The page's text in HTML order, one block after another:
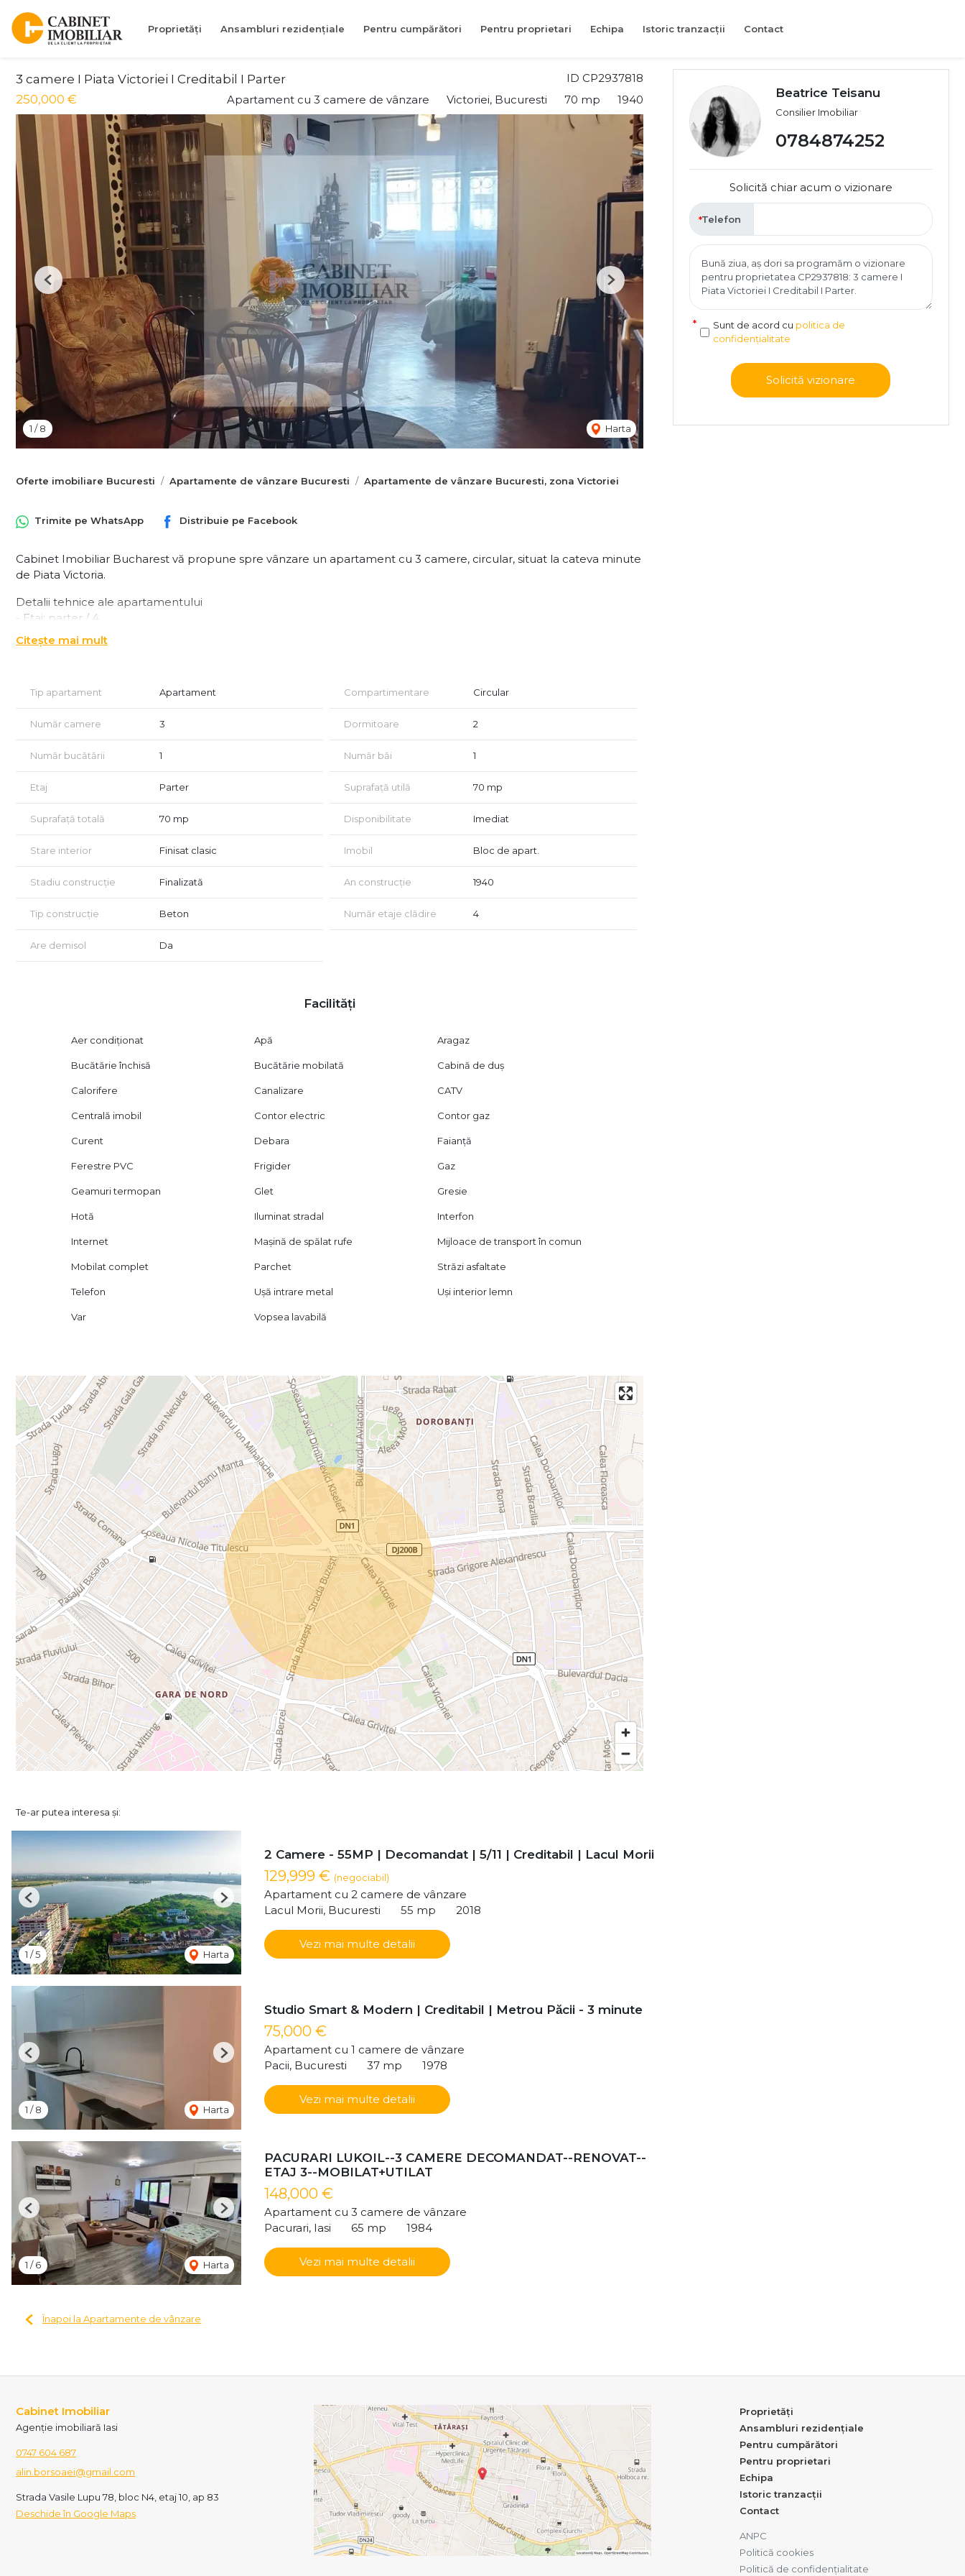
Proprietăți Ansambluri rezidențiale Pentru cumpărători Pentru proprietari Echipa Istoric tranzacții Contact
ID CP2937818
3 camere I Piata Victoriei I Creditabil I Parter
250,000 €
Apartament cu 3 camere de vânzare Victoriei, Bucuresti 70 mp 1940
1 /8 Harta
Previous Next
Oferte imobiliare Bucuresti Apartamente de vânzare Bucuresti Apartamente de vânzare Bucuresti, zona Victoriei
Trimite pe WhatsApp Distribuie pe Facebook
Cabinet Imobiliar Bucharest vă propune spre vânzare un apartament cu 3 camere, circular, situat la cateva minute
de Piata Victoria.
Detalii tehnice ale apartamentului
- Etaj: parter / 4
- Compartimentare: circular
-Mobilat si utilat
-Incalzirea se realizeaza prin centrala de bloc
Detalii imobil
-An constructie 1940
-Creditabil
Vizionarea se face doar pe baza semnării unui contract de vizionare, în conformitate cu dispozițiile Codului Civil (art.
Pentru mai multe detalii sau programari la vizionare contactati Cabinet Imobiliar Bucharest.
Citește mai mult
Tip apartament Apartament Compartimentare Circular
Număr camere 3 Dormitoare 2
Număr bucătării 1 Număr băi 1
Etaj Parter Suprafață utilă 70 mp
Suprafață totală 70 mp Disponibilitate Imediat
Stare interior Finisat clasic Imobil Bloc de apart.
Stadiu construcție Finalizată An construcție 1940
Tip construcție Beton Număr etaje clădire 4
Are demisol Da
Facilități
Aer condiționat Apă Aragaz
Bucătărie închisă Bucătărie mobilată Cabină de duș
Calorifere Canalizare CATV
Centrală imobil Contor electric Contor gaz
Curent Debara Faianță
Ferestre PVC Frigider Gaz
Geamuri termopan Glet Gresie
Hotă Iluminat stradal Interfon
Internet Mașină de spălat rufe Mijloace de transport în comun
Mobilat complet Parchet Străzi asfaltate
Telefon Ușă intrare metal Uși interior lemn
Var Vopsea lavabilă
Beatrice Teisanu
Consilier Imobiliar
0784874252
Solicită chiar acum o vizionare
Telefon
Sunt de acord cu politica de
confidențialitate
Solicită vizionare
Te-ar putea interesa și:
1 /5 Harta
Previous Next
2 Camere - 55MP | Decomandat | 5/11 | Creditabil | Lacul Morii
129,999 € (negociabil)
Apartament cu 2 camere de vânzare
Lacul Morii, Bucuresti
55 mp 2018
Vezi mai multe detalii
1 /8 Harta
Previous Next
Studio Smart & Modern | Creditabil | Metrou Păcii - 3 minute
75,000 €
Apartament cu 1 camere de vânzare
Pacii, Bucuresti
37 mp 1978
Vezi mai multe detalii
1 /6 Harta
Previous Next
PACURARI LUKOIL--3 CAMERE DECOMANDAT--RENOVAT--
ETAJ 3--MOBILAT+UTILAT
148,000 €
Apartament cu 3 camere de vânzare
Pacurari, Iasi
65 mp 1984
Vezi mai multe detalii
Înapoi la Apartamente de vânzare
Cabinet Imobiliar
Agenție imobiliară Iasi
0747 604 687
alin.borsoaei@gmail.com
Strada Vasile Lupu 78, bloc N4, etaj 10, ap 83
Deschide în Google Maps
Proprietăți
Ansambluri rezidențiale
Pentru cumpărători
Pentru proprietari
Echipa
Istoric tranzacții
Contact
ANPC
Politică cookies
Politică de confidențialitate